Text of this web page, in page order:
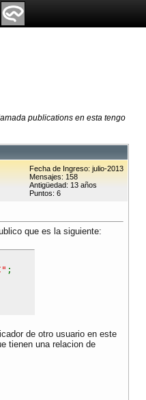
publications en esta tengo
Fecha de Ingreso: julio-2013
Mensajes: 158
Antigüedad: 13 años
Puntos: 6
que es la siguiente:
;
de otro usuario en este
tienen una relacion de